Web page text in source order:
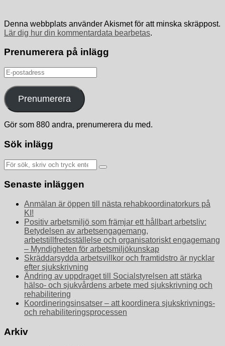
Denna webbplats använder Akismet för att minska skräppost.
Lär dig hur din kommentardata bearbetas.
Prenumerera på inlägg
E-
postadress
Prenumerera
Gör som 880 andra, prenumerera du med.
Sök inlägg
Sök
efter:
Senaste inläggen
Anmälan är öppen till nästa rehabkoordinatorkurs på
KI!
Positiv arbetsmiljö som främjar ett hållbart arbetsliv:
Betydelsen av arbetsengagemang,
arbetstillfredsställelse och organisatoriskt engagemang
– Myndigheten för arbetsmiljökunskap
Skräddarsydda arbetsvillkor och framtidstro är nycklar
efter sjukskrivning
Ändring av uppdraget till Socialstyrelsen att stärka
hälso- och sjukvårdens arbete med sjukskrivning och
rehabilitering
Koordineringsinsatser – att koordinera sjukskrivnings-
och rehabiliteringsprocessen
Arkiv